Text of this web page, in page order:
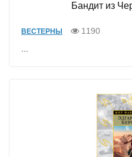
Бандит из
ВЕСТЕРНЫ
1190